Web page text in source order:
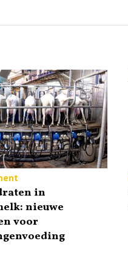
in
nieuwe
voor